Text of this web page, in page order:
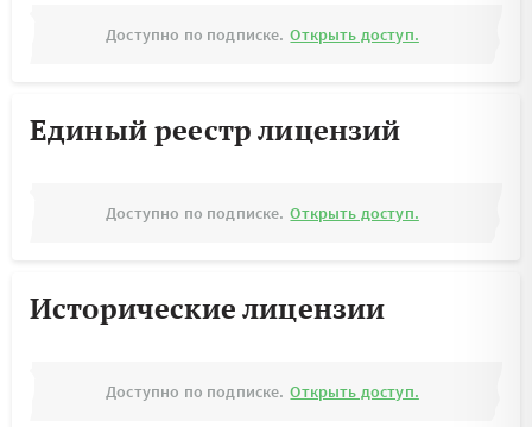
Доступно по подписке. Открыть доступ.
Единый реестр лицензий
Доступно по подписке. Открыть доступ.
Исторические лицензии
Доступно по подписке. Открыть доступ.